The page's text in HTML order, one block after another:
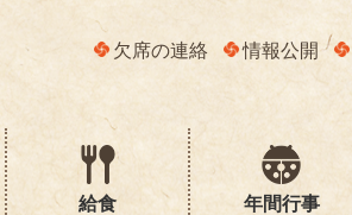
欠席の連絡 情報公開
給食 年間行事